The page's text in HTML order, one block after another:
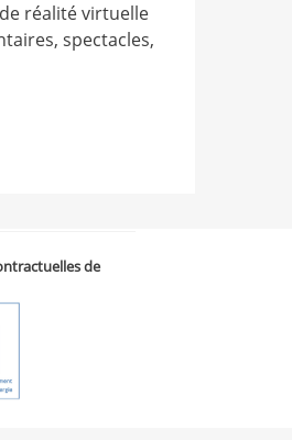
réalité virtuelle
spectacles,
de